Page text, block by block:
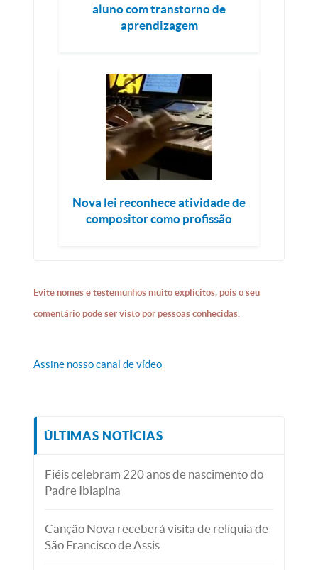
aluno com transtorno de
aprendizagem
Nova lei reconhece atividade de
compositor como profissão
Evite nomes e testemunhos muito explícitos, pois o seu
comentário pode ser visto por pessoas conhecidas.
Assine nosso canal de vídeo
ÚLTIMAS NOTÍCIAS
Fiéis celebram 220 anos de nascimento do
Padre Ibiapina
Canção Nova receberá visita de relíquia de
São Francisco de Assis